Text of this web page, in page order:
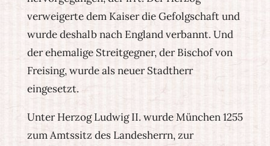
verweigerte dem Kaiser die Gefolgschaft und
wurde deshalb nach England verbannt. Und
der ehemalige Streitgegner, der Bischof von
Freising, wurde als neuer Stadtherr
eingesetzt.
Unter Herzog Ludwig II. wurde München 1255
zum Amtssitz des Landesherrn, zur